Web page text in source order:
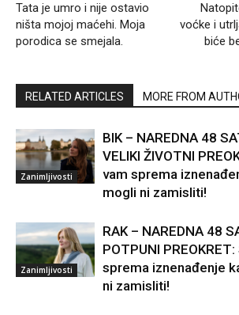
Tata je umro i nije ostavio
ništa mojoj maćehi. Moja
porodica se smejala.
voćke i
biće
RELATED ARTICLES MORE FROM
Zanimljivosti
BIK – NAREDNA 48
VELIKI ŽIVOTNI
vam sprema
mogli ni zamisliti!
Zanimljivosti
RAK – NAREDNA 48
POTPUNI
sprema iznenađenje
ni zamisliti!